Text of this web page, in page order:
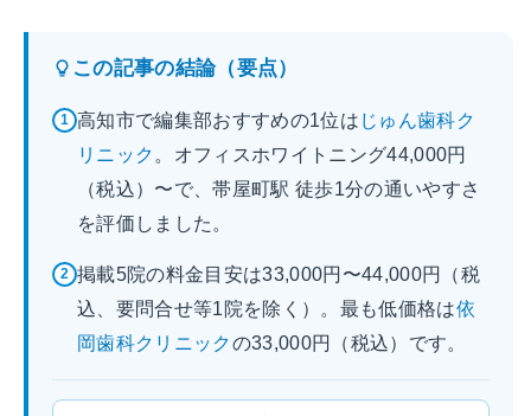
この記事の結論（要点）
1 高知市で編集部おすすめの1位は じゅん歯科ク
リニック 。オフィスホワイトニング44,000円
（税込）〜で、帯屋町駅 徒歩1分の通いやすさ
を評価しました。
2 掲載5院の料金目安は33,000円〜44,000円（税
込、要問合せ等1院を除く）。最も低価格は依
岡歯科クリニックの33,000円（税込）です。